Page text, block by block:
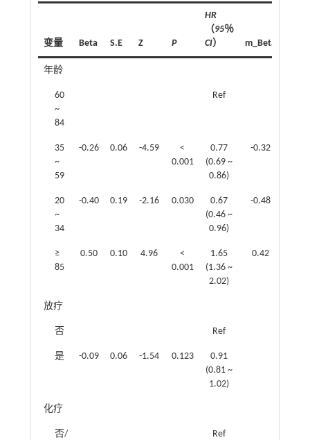
变量 Beta S.E Z P
HR
（95％
CI） m_Beta
年龄
60
~
84
Ref
35
~
59
-0.26 0.06 -4.59
<
0.001
0.77
(0.69 ~
0.86)
-0.32
20
~
34
-0.40 0.19 -2.16 0.030
0.67
(0.46 ~
0.96)
-0.48
≥
85
0.50 0.10 4.96
<
0.001
1.65
(1.36 ~
2.02)
0.42
放疗
否 Ref
是 -0.09 0.06 -1.54 0.123
0.91
(0.81 ~
1.02)
化疗
否/
Ref